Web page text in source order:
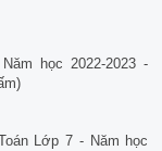
học 2022-2023 -
Lớp 7 - Năm học